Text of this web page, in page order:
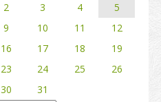
2 3 4
5
9 10 11
12
16 17 18
19
23 24 25
26
30 31